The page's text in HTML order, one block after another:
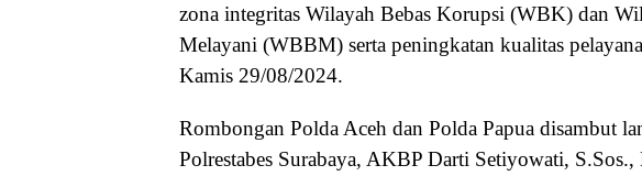
zona integritas Wilayah Bebas Korupsi (WBK) dan
Melayani (WBBM) serta peningkatan kualitas
Kamis 29/08/2024.
Rombongan Polda Aceh dan Polda Papua disambut
Polrestabes Surabaya, AKBP Darti Setiyowati,